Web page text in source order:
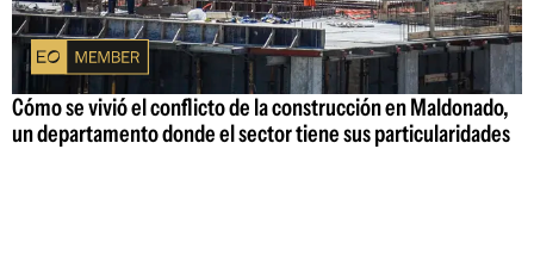
Cómo se vivió el conflicto de la construcción en Maldonado,
un departamento donde el sector tiene sus particularidades